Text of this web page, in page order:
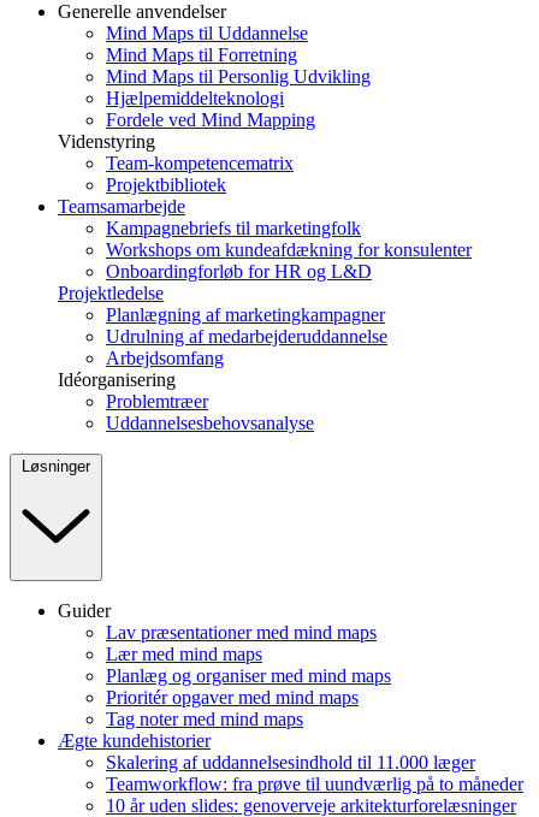
Generelle anvendelser
Mind Maps til Uddannelse
Mind Maps til Forretning
Mind Maps til Personlig Udvikling
Hjælpemiddelteknologi
Fordele ved Mind Mapping
Videnstyring
Team-kompetencematrix
Projektbibliotek
Teamsamarbejde
Kampagnebriefs til marketingfolk
Workshops om kundeafdækning for konsulenter
Onboardingforløb for HR og L&D
Projektledelse
Planlægning af marketingkampagner
Udrulning af medarbejderuddannelse
Arbejdsomfang
Idéorganisering
Problemtræer
Uddannelsesbehovsanalyse
Løsninger
Guider
Lav præsentationer med mind maps
Lær med mind maps
Planlæg og organiser med mind maps
Prioritér opgaver med mind maps
Tag noter med mind maps
Ægte kundehistorier
Skalering af uddannelsesindhold til 11.000 læger
Teamworkflow: fra prøve til uundværlig på to måneder
10 år uden slides: genoverveje arkitekturforelæsninger